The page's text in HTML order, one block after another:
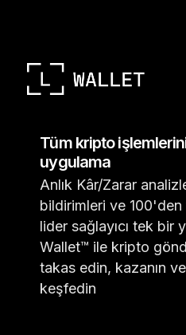
Tüm kripto
uygulama
Anlık Kâr/Zarar
bildirimleri ve
lider sağlayıcı tek bir
Wallet™ ile kripto
takas edin, kazanın
keşfedin